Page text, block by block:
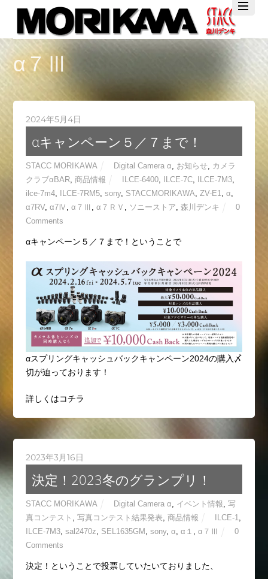
TwitterFacebook
YouTube
α７Ⅲ
2024年5月4日
αキャンペーン５／７まで！
STACC MORIKAWA Digital Camera α お知らせ,
カメラ
クラブαBAR, 商品情報 ILCE-6400, ILCE-7C, ILCE-7M3,
ilce-7m4, ILCE-7RM5, sony, STACCMORIKAWA ZV-E1 α
α7RV, α7Ⅳ α７Ⅲ α７ＲＶ ソニーストア 森川デンキ
0
Comments
αキャンペーン５／７まで！ということで
αスプリングキャッシュバックキャンペーン2024の購入〆
切が迫っております！
詳しくはコチラ
2023年3月16日
決定！2023冬のグランプリ！
STACC MORIKAWA Digital Camera α イベント情報 写
真コンテスト
写真コンテスト結果発表 商品情報 ILCE-1
ILCE-7M3, sal2470z SEL1635GM sony, α α１ α７Ⅲ
0
Comments
決定！ということで投票していたいておりました、